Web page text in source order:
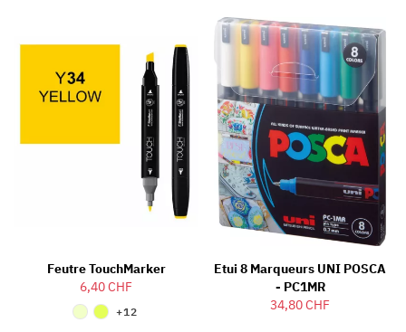
Feutre TouchMarker
6,40 CHF
+12
Etui 8 Marqueurs UNI POSCA
- PC1MR
34,80 CHF